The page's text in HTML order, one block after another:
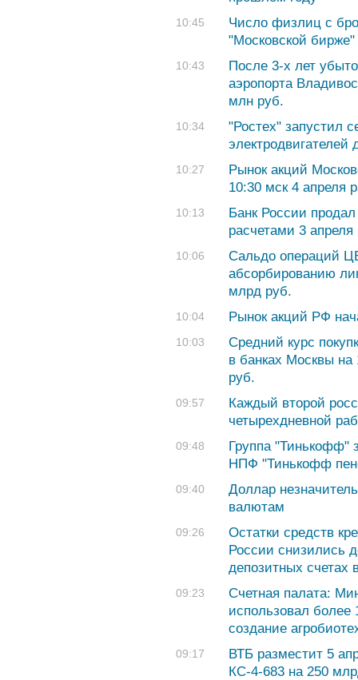
10:45
Число физлиц с
"Московской
10:43
После 3-х лет
аэропорта
млн руб.
10:34
"Ростех" запустил
электродвигателей
10:27
Рынок акций
10:30 мск 4 апреля
10:13
Банк России
расчетами 3 апреля
10:06
Сальдо операций
абсорбированию
млрд руб.
10:04 Рынок акций РФ
10:03
Cредний курс
в банках Москвы на
руб.
09:57
Каждый второй
четырехдневной
09:48
Группа "Тинькофф"
НПФ "Тинькофф
09:40
Доллар
валютам
09:26
Остатки средств
России снизились
депозитных счетах
09:23
Счетная палата:
использовал
создание
09:17
ВТБ разместит 5
КС-4-683 на 250